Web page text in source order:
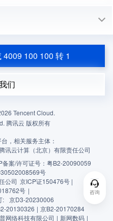
咨询
100 100 转 1
们
Tencent Cloud.
腾讯云 版权所有
，相关服务主体：
腾讯云计算（北京）有限责任公司
备案/许可证号： 粤B2-20090059
号
公司 京ICP证150476号 |
号 |
: 京D3-20230006
20130326 | 京B2-20170284
网络科技有限公司 | 新网数码 |